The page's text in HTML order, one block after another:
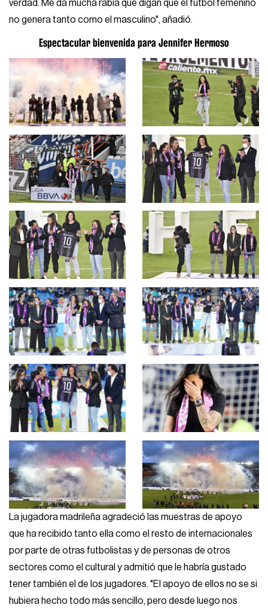
verdad. Me da mucha rabia que digan que el futbol femenino
no genera tanto como el masculino", añadió.
Espectacular bienvenida para Jennifer Hermoso
La jugadora madrileña agradeció las muestras de apoyo
que ha recibido tanto ella como el resto de internacionales
por parte de otras futbolistas y de personas de otros
sectores como el cultural y admitió que le habría gustado
tener también el de los jugadores. "El apoyo de ellos no se si
hubiera hecho todo más sencillo, pero desde luego nos